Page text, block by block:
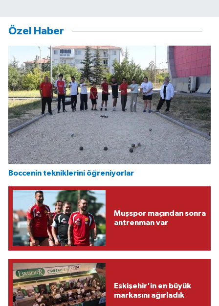
Özel Haber
Boccenin tekniklerini öğreniyorlar
Muşspor maçından sonra
antrenman var
Eskişehir'in en büyük
markasını ağırladık